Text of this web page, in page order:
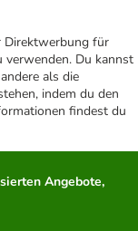
Direktwerbung für
verwenden. Du kannst
als die
indem du den
findest du
Angebote,